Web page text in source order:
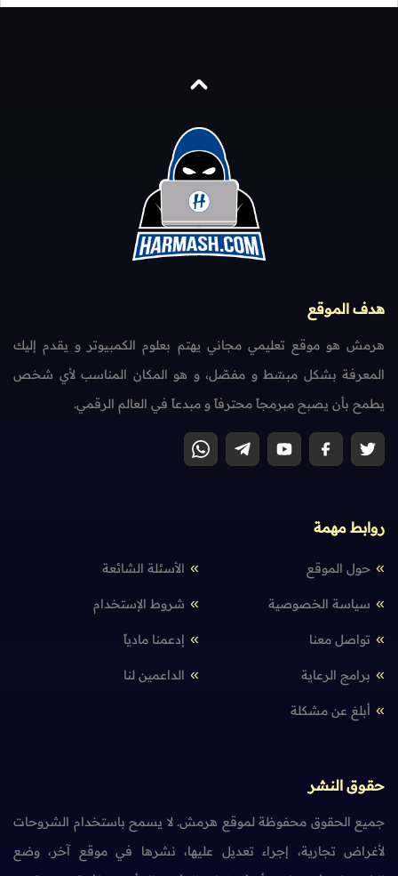
هدف الموقع
هرمش هو موقع تعليمي مجاني يهتم بعلوم الكمبيوتر و يقدم إليك
المعرفة بشكل مبسّط و مفصّل، و هو المكان المناسب لأي شخص
يطمح بأن يصبح مبرمجاً محترفاً و مبدعاً في العالم الرقمي.
روابط مهمة
حول الموقع الأسئلة الشائعة
سياسة الخصوصية شروط الإستخدام
تواصل معنا إدعمنا مادياً
برامج الرعاية الداعمين لنا
أبلغ عن مشكلة
حقوق النشر
جميع الحقوق محفوظة لموقع هرمش. لا يسمح باستخدام الشروحات
لأغراض تجارية، إجراء تعديل عليها، نشرها في موقع آخر، وضع